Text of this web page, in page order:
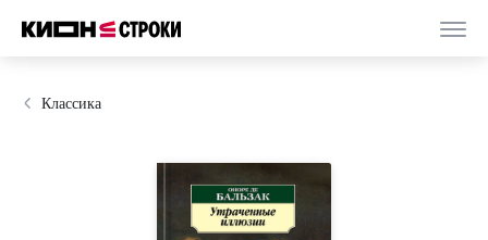
Классика